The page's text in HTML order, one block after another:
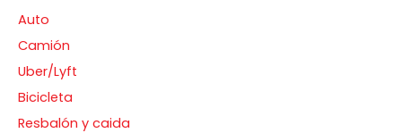
Auto
Camión
Uber/Lyft
Bicicleta
Resbalón y caida